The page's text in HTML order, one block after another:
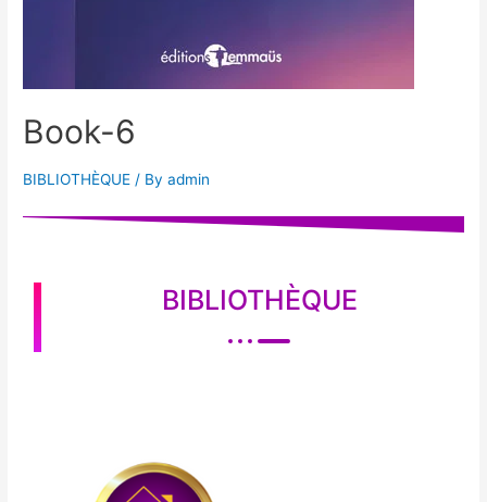
Book-6
BIBLIOTHÈQUE / Byadmin
BIBLIOTHÈQUE